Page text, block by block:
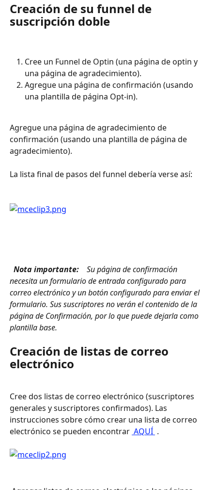
Creación de su funnel de
suscripción doble
Cree un Funnel de Optin (una página de optin y
una página de agradecimiento).
Agregue una página de confirmación (usando
una plantilla de página Opt-in).
Agregue una página de agradecimiento de
confirmación (usando una plantilla de página de
agradecimiento).
La lista final de pasos del funnel debería verse así:
Nota importante:
Su página de confirmación
necesita un formulario de entrada configurado para
correo electrónico y un botón configurado para enviar el
formulario. Sus suscriptores no verán el contenido de la
página de Confirmación, por lo que puede dejarla como
plantilla base.
Creación de listas de correo
electrónico
Cree dos listas de correo electrónico (suscriptores
generales y suscriptores confirmados). Las
instrucciones sobre cómo crear una lista de correo
electrónico se pueden encontrar AQUÍ .